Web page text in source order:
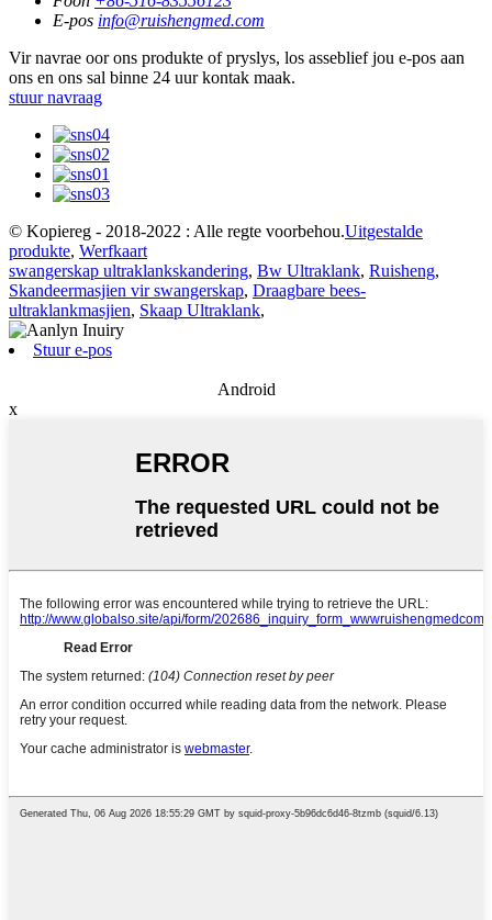
E-pos info@ruishengmed.com
Vir navrae oor ons produkte of pryslys, los asseblief jou e-pos aan
ons en ons sal binne 24 uur kontak maak.
stuur navraag
© Kopiereg - 2018-2022 : Alle regte voorbehou.Uitgestalde
produkte, Werfkaart
swangerskap ultraklankskandering, Bw Ultraklank, Ruisheng,
Skandeermasjien vir swangerskap, Draagbare bees-
ultraklankmasjien, Skaap Ultraklank,
Stuur e-pos
Android
x